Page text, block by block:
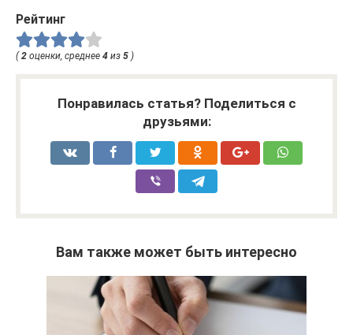
Рейтинг
( 2 оценки, среднее 4 из 5 )
Понравилась статья? Поделиться с
друзьями:
Вам также может быть интересно